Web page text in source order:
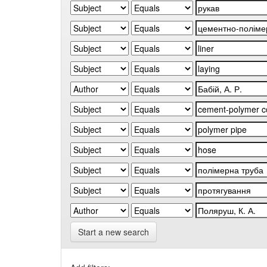
Start a new search